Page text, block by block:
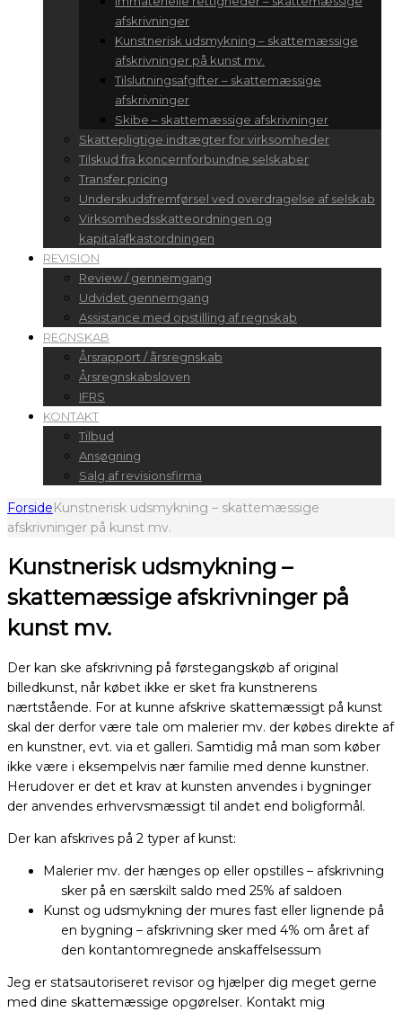
afskrivninger
Kunstnerisk udsmykning – skattemæssige
afskrivninger på kunst mv.
Tilslutningsafgifter – skattemæssige
afskrivninger
Skibe – skattemæssige afskrivninger
Skattepligtige indtægter for virksomheder
Tilskud fra koncernforbundne selskaber
Transfer pricing
Underskudsfremførsel ved overdragelse af selskab
Virksomhedsskatteordningen og
kapitalafkastordningen
REVISION
Review / gennemgang
Udvidet gennemgang
Assistance med opstilling af regnskab
REGNSKAB
Årsrapport / årsregnskab
Årsregnskabsloven
IFRS
KONTAKT
Tilbud
Ansøgning
Salg af revisionsfirma
ForsideKunstnerisk udsmykning – skattemæssige
afskrivninger på kunst mv.
Kunstnerisk udsmykning –
skattemæssige afskrivninger på
kunst mv.
Der kan ske afskrivning på førstegangskøb af original
billedkunst, når købet ikke er sket fra kunstnerens
nærtstående. For at kunne afskrive skattemæssigt på kunst
skal der derfor være tale om malerier mv. der købes direkte af
en kunstner, evt. via et galleri. Samtidig må man som køber
ikke være i eksempelvis nær familie med denne kunstner.
Herudover er det et krav at kunsten anvendes i bygninger
der anvendes erhvervsmæssigt til andet end boligformål.
Der kan afskrives på 2 typer af kunst:
Malerier mv. der hænges op eller opstilles – afskrivning
sker på en særskilt saldo med 25% af saldoen
Kunst og udsmykning der mures fast eller lignende på
en bygning – afskrivning sker med 4% om året af
den kontantomregnede anskaffelsessum
Jeg er statsautoriseret revisor og hjælper dig meget gerne
med dine skattemæssige opgørelser. Kontakt mig